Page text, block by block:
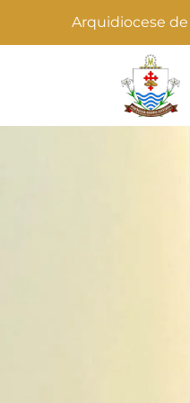
Arquidiocese